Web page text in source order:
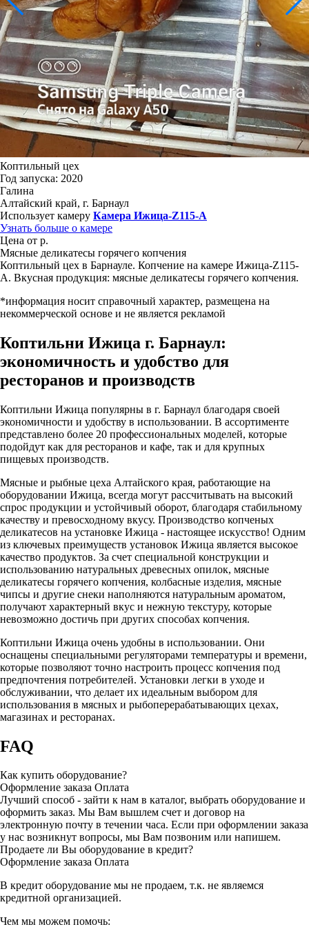
Коптильный цех
Год запуска: 2020
Галина
Алтайский край, г. Барнаул
Использует камеру Камера Ижица-Z115-A
Узнать больше о камере
Цена от р.
Мясные деликатесы горячего копчения
Коптильный цех в Барнауле. Копчение на камере Ижица-Z115-
A. Вкусная продукция: мясные деликатесы горячего копчения.
*информация носит справочный характер, размещена на
некоммерческой основе и не является рекламой
Коптильни Ижица г. Барнаул:
экономичность и удобство для
ресторанов и производств
Коптильни Ижица популярны в г. Барнаул благодаря своей
экономичности и удобству в использовании. В ассортименте
представлено более 20 профессиональных моделей, которые
подойдут как для ресторанов и кафе, так и для крупных
пищевых производств.
Мясные и рыбные цеха Алтайского края, работающие на
оборудовании Ижица, всегда могут рассчитывать на высокий
спрос продукции и устойчивый оборот, благодаря стабильному
качеству и превосходному вкусу. Производство копченых
деликатесов на установке Ижица - настоящее искусство! Одним
из ключевых преимуществ установок Ижица является высокое
качество продуктов. За счет специальной конструкции и
использованию натуральных древесных опилок, мясные
деликатесы горячего копчения, колбасные изделия, мясные
чипсы и другие снеки наполняются натуральным ароматом,
получают характерный вкус и нежную текстуру, которые
невозможно достичь при других способах копчения.
Коптильни Ижица очень удобны в использовании. Они
оснащены специальными регуляторами температуры и времени,
которые позволяют точно настроить процесс копчения под
предпочтения потребителей. Установки легки в уходе и
обслуживании, что делает их идеальным выбором для
использования в мясных и рыбоперерабатывающих цехах,
магазинах и ресторанах.
FAQ
Как купить оборудование?
Оформление заказа Оплата
Лучший способ - зайти к нам в каталог, выбрать оборудование и
оформить заказ. Мы Вам вышлем счет и договор на
электронную почту в течении часа. Если при оформлении заказа
у нас возникнут вопросы, мы Вам позвоним или напишем.
Продаете ли Вы оборудование в кредит?
Оформление заказа Оплата
В кредит оборудование мы не продаем, т.к. не являемся
кредитной организацией.
Чем мы можем помочь: